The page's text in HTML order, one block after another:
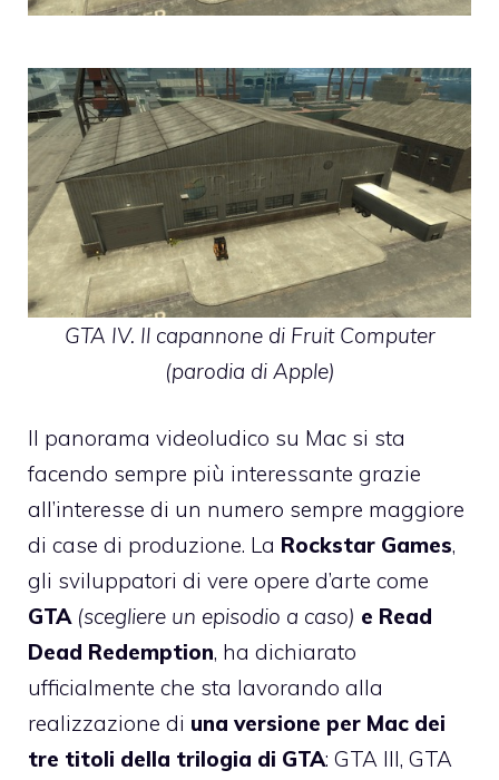
GTA IV. Il capannone di Fruit Computer
(parodia di Apple)
Il panorama videoludico su Mac si sta
facendo sempre più interessante grazie
all’interesse di un numero sempre maggiore
di case di produzione. La Rockstar Games,
gli sviluppatori di vere opere d’arte come
GTA (scegliere un episodio a caso) e Read
Dead Redemption, ha dichiarato
ufficialmente che sta lavorando alla
realizzazione di una versione per Mac dei
tre titoli della trilogia di GTA: GTA III, GTA